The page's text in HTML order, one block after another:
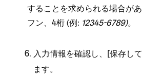
することを求められる場合が
フン⁠、4桁 (⁠例⁠: 12345-6789⁠)⁠。
入力情報を確認し⁠、[⁠保存し
ます⁠。